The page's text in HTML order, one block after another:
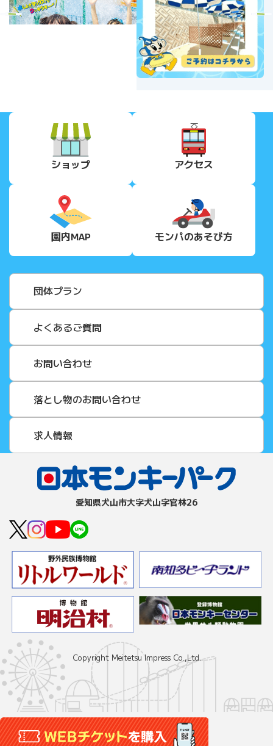
Next
ショップ アクセス
園内MAP モンパのあそび方
団体プラン
よくあるご質問
お問い合わせ
落とし物のお問い合わせ
求人情報
愛知県⽝⼭市⼤字⽝⼭字官林26
Copyright Meitetsu Impress Co.,Ltd.